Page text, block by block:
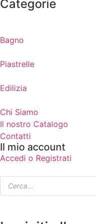
Categorie
Bagno
Piastrelle
Edilizia
Chi Siamo
Il nostro Catalogo
Contatti
Il mio account
Accedi o Registrati